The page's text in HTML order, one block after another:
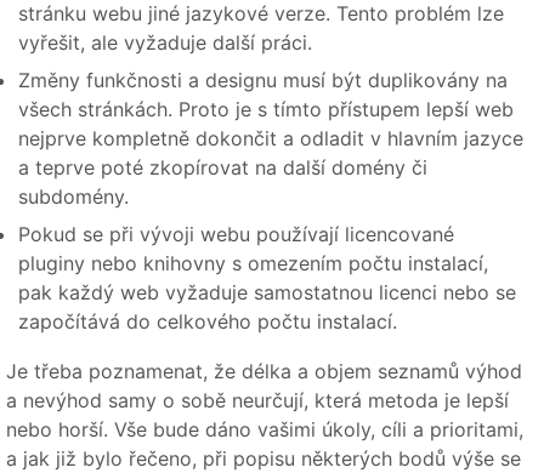
stránku webu jiné jazykové verze. Tento problém lze
vyřešit, ale vyžaduje další práci.
Změny funkčnosti a designu musí být duplikovány na
všech stránkách. Proto je s tímto přístupem lepší web
nejprve kompletně dokončit a odladit v hlavním jazyce
a teprve poté zkopírovat na další domény či
subdomény.
Pokud se při vývoji webu používají licencované
pluginy nebo knihovny s omezením počtu instalací,
pak každý web vyžaduje samostatnou licenci nebo se
započítává do celkového počtu instalací.
Je třeba poznamenat, že délka a objem seznamů výhod
a nevýhod samy o sobě neurčují, která metoda je lepší
nebo horší. Vše bude dáno vašimi úkoly, cíli a prioritami,
a jak již bylo řečeno, při popisu některých bodů výše se